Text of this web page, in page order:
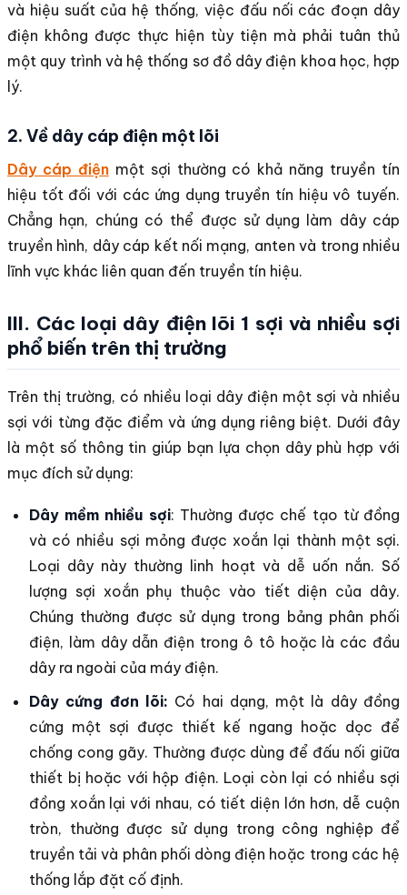
và hiệu suất của hệ thống, việc đấu nối các đoạn dây
điện không được thực hiện tùy tiện mà phải tuân thủ
một quy trình và hệ thống sơ đồ dây điện khoa học, hợp
lý.
2. Về dây cáp điện một lõi
Dây cáp điệnmột sợi thường có khả năng truyền tín
hiệu tốt đối với các ứng dụng truyền tín hiệu vô tuyến.
Chẳng hạn, chúng có thể được sử dụng làm dây cáp
truyền hình, dây cáp kết nối mạng, anten và trong nhiều
lĩnh vực khác liên quan đến truyền tín hiệu.
III. Các loại dây điện lõi 1 sợi và nhiều sợi
phổ biến trên thị trường
Trên thị trường, có nhiều loại dây điện một sợi và nhiều
sợi với từng đặc điểm và ứng dụng riêng biệt. Dưới đây
là một số thông tin giúp bạn lựa chọn dây phù hợp với
mục đích sử dụng:
Dây mềm nhiều sợi: Thường được chế tạo từ đồng
và có nhiều sợi mỏng được xoắn lại thành một sợi.
Loại dây này thường linh hoạt và dễ uốn nắn. Số
lượng sợi xoắn phụ thuộc vào tiết diện của dây.
Chúng thường được sử dụng trong bảng phân phối
điện, làm dây dẫn điện trong ô tô hoặc là các đầu
dây ra ngoài của máy điện.
Dây cứng đơn lõi: Có hai dạng, một là dây đồng
cứng một sợi được thiết kế ngang hoặc dọc để
chống cong gãy. Thường được dùng để đấu nối giữa
thiết bị hoặc với hộp điện. Loại còn lại có nhiều sợi
đồng xoắn lại với nhau, có tiết diện lớn hơn, dễ cuộn
tròn, thường được sử dụng trong công nghiệp để
truyền tải và phân phối dòng điện hoặc trong các hệ
thống lắp đặt cố định.